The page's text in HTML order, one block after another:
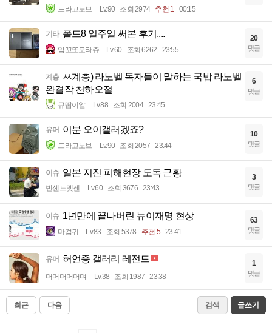
드라고노브 Lv.90 조회 2974 추천 1 00:15
기타 폴드8 일주일 써본 후기....
암꼬또모타쥬 Lv.60 조회 6262 23:55
20
댓글
계층 ㅆ계층) 라노벨 독자들이 말하는 국밥 라노벨
완결작 천하오절
큐땁이알 Lv.88 조회 2004 23:45
6
댓글
유머 이분 오이갤러겠죠?
드라고노브 Lv.90 조회 2057 23:44
10
댓글
이슈 일본 지진 피해현장 도독 근황
빈센트멧젠 Lv.60 조회 3676 23:43
3
댓글
이슈 1년만에 끝나버린 뉴이재명 현상
마검귀 Lv.83 조회 5378 추천 5 23:41
63
댓글
유머 허언증 갤러리 레전드
머머머머머며 Lv.38 조회 1987 23:38
1
댓글
최근 다음 검색 글쓰기